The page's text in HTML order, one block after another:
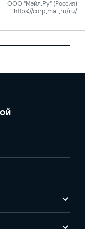
ООО "Мэйл.Ру" (Россия)
https://corp.mail.ru/ru/